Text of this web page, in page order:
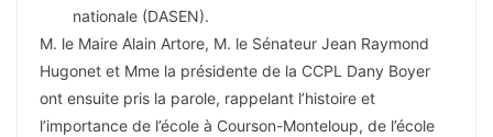
nationale (DASEN).
M. le Maire Alain Artore, M. le Sénateur Jean Raymond
Hugonet et Mme la présidente de la CCPL Dany Boyer
ont ensuite pris la parole, rappelant l’histoire et
l’importance de l’école à Courson-Monteloup, de l’école